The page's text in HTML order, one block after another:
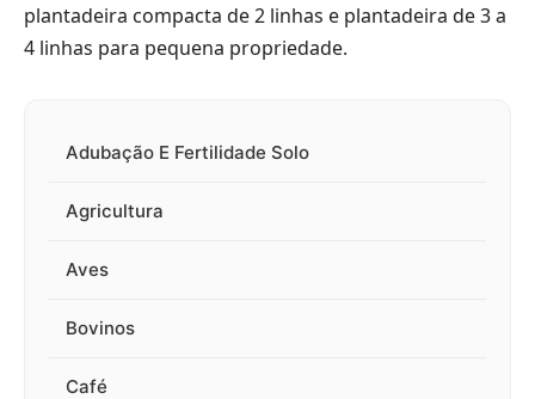
plantadeira compacta de 2 linhas e plantadeira de 3 a
4 linhas para pequena propriedade.
Adubação E Fertilidade Solo
Agricultura
Aves
Bovinos
Café